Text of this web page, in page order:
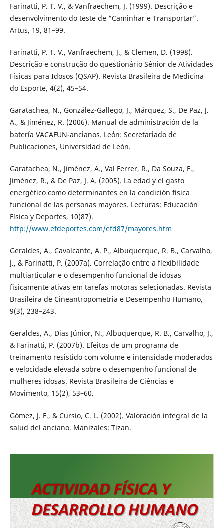
Farinatti, P. T. V., & Vanfraechem, J. (1999). Descrição e
desenvolvimento do teste de “Caminhar e Transportar”.
Artus, 19, 81–99.
Farinatti, P. T. V., Vanfraechem, J., & Clemen, D. (1998).
Descrição e construção do questionário Sênior de Atividades
Físicas para Idosos (QSAP). Revista Brasileira de Medicina
do Esporte, 4(2), 45–54.
Garatachea, N., González-Gallego, J., Márquez, S., De Paz, J.
A., & Jiménez, R. (2006). Manual de administración de la
batería VACAFUN-ancianos. León: Secretariado de
Publicaciones, Universidad de León.
Garatachea, N., Jiménez, A., Val Ferrer, R., Da Souza, F.,
Jiménez, R., & De Paz, J. A. (2005). La edad y el gasto
energético como determinantes en la condición física
funcional de las personas mayores. Lecturas: Educación
Física y Deportes, 10(87).
http://www.efdeportes.com/efd87/mayores.htm
Geraldes, A., Cavalcante, A. P., Albuquerque, R. B., Carvalho,
J., & Farinatti, P. (2007a). Correlação entre a flexibilidade
multiarticular e o desempenho funcional de idosas
fisicamente ativas em tarefas motoras selecionadas. Revista
Brasileira de Cineantropometria e Desempenho Humano,
9(3), 238–243.
Geraldes, A., Dias Júnior, N., Albuquerque, R. B., Carvalho, J.,
& Farinatti, P. (2007b). Efeitos de um programa de
treinamento resistido com volume e intensidade moderados
e velocidade elevada sobre o desempenho funcional de
mulheres idosas. Revista Brasileira de Ciências e
Movimento, 15(2), 53–60.
Gómez, J. F., & Cursio, C. L. (2002). Valoración integral de la
salud del anciano. Manizales: Tizan.